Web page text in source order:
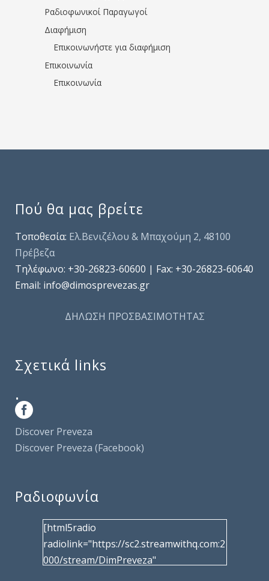
Ραδιοφωνικοί Παραγωγοί
Διαφήμιση
Επικοινωνήστε για διαφήμιση
Επικοινωνία
Επικοινωνία
Πού θα μας βρείτε
Τοποθεσία: Ελ.Βενιζέλου & Μπαχούμη 2, 48100
Πρέβεζα
Τηλέφωνo: +30-26823-60600 | Fax: +30-26823-60640
Email: info@dimosprevezas.gr
ΔΗΛΩΣΗ ΠΡΟΣΒΑΣΙΜΟΤΗΤΑΣ
Σχετικά links
.
Discover Preveza
Discover Preveza (Facebook)
Ραδιοφωνία
[html5radio
radiolink="https://sc2.streamwithq.com:2
000/stream/DimPreveza"